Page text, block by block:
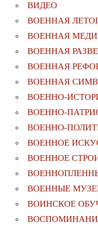
ВИДЕО
ВОЕННАЯ
ВОЕННАЯ
ВОЕННАЯ
ВОЕННАЯ
ВОЕННАЯ
ВОЕННО-
ВОЕННО-
ВОЕННО-
ВОЕННОЕ
ВОЕННОЕ
ВОЕННЫЕ
ВОИНСКОЕ